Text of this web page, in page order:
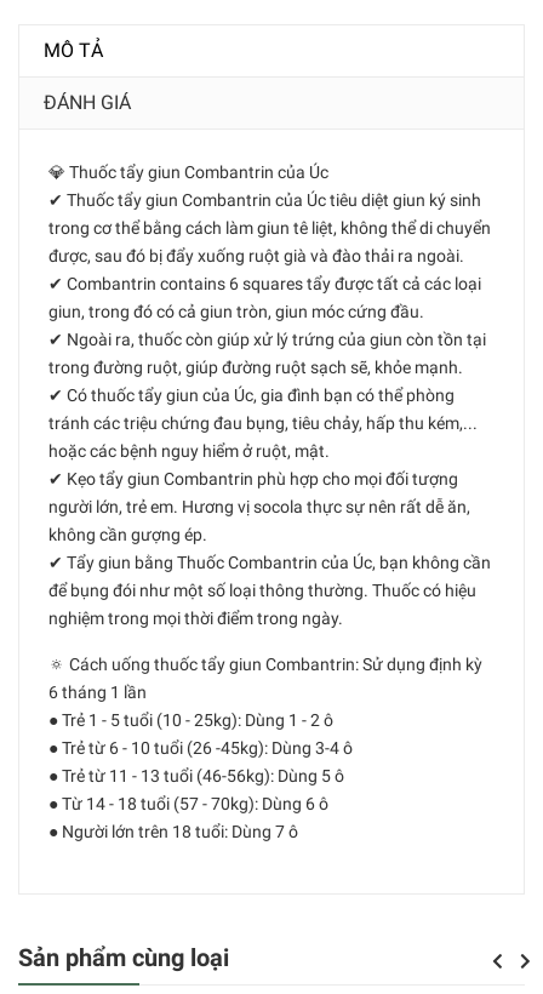
MÔ TẢ
ĐÁNH GIÁ
💎 Thuốc tẩy giun Combantrin của Úc
✔ Thuốc tẩy giun Combantrin của Úc tiêu diệt giun ký sinh
trong cơ thể bằng cách làm giun tê liệt, không thể di chuyển
được, sau đó bị đẩy xuống ruột già và đào thải ra ngoài.
✔ Combantrin contains 6 squares tẩy được tất cả các loại
giun, trong đó có cả giun tròn, giun móc cứng đầu.
✔ Ngoài ra, thuốc còn giúp xử lý trứng của giun còn tồn tại
trong đường ruột, giúp đường ruột sạch sẽ, khỏe mạnh.
✔ Có thuốc tẩy giun của Úc, gia đình bạn có thể phòng
tránh các triệu chứng đau bụng, tiêu chảy, hấp thu kém,...
hoặc các bệnh nguy hiểm ở ruột, mật.
✔ Kẹo tẩy giun Combantrin phù hợp cho mọi đối tượng
người lớn, trẻ em. Hương vị socola thực sự nên rất dễ ăn,
không cần gượng ép.
✔ Tẩy giun bằng Thuốc Combantrin của Úc, bạn không cần
để bụng đói như một số loại thông thường. Thuốc có hiệu
nghiệm trong mọi thời điểm trong ngày.
🔅 Cách uống thuốc tẩy giun Combantrin: Sử dụng định kỳ
6 tháng 1 lần
● Trẻ 1 - 5 tuổi (10 - 25kg): Dùng 1 - 2 ô
● Trẻ từ 6 - 10 tuổi (26 -45kg): Dùng 3-4 ô
● Trẻ từ 11 - 13 tuổi (46-56kg): Dùng 5 ô
● Từ 14 - 18 tuổi (57 - 70kg): Dùng 6 ô
● Người lớn trên 18 tuổi: Dùng 7 ô
Sản phẩm cùng loại Previous
Next